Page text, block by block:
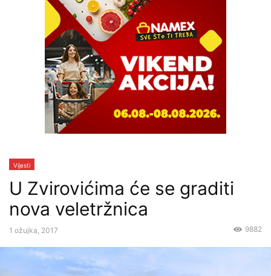
Vijesti
U Zvirovićima će se graditi
nova veletržnica
1 ožujka, 2017 9882